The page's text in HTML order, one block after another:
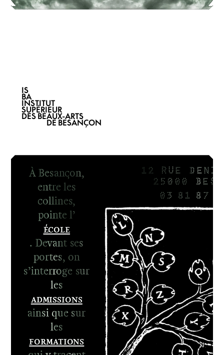
IS
BA
INSTITUT
SUPÉRIEUR
DES BEAUX-ARTS
DE BESANÇON
À Besançon,
entre les
collines,
pointe l’
École
. Devant ses
portes, on
s’interroge sur
les
Admissions
ainsi que sur
les
Formations
12 RUE
25000
03 81 87